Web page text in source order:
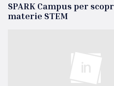
SPARK Campus per
materie STEM